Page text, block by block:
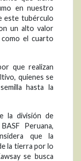
en nuestro
este tubérculo
un alto valor
como el cuarto
que realizan
quienes se
hasta la
la división de
Peruana,
que la
la tierra por lo
se busca